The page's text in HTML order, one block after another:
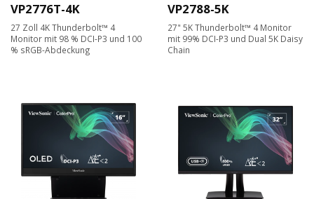
VP2776T-4K
27 Zoll 4K Thunderbolt™ 4
Monitor mit 98 % DCI-P3 und 100
% sRGB-Abdeckung
VP2788-5K
27" 5K Thunderbolt™ 4 Monitor
mit 99% DCI-P3 und Dual 5K Daisy
Chain